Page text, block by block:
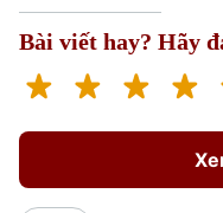
Bài viết hay? Hãy